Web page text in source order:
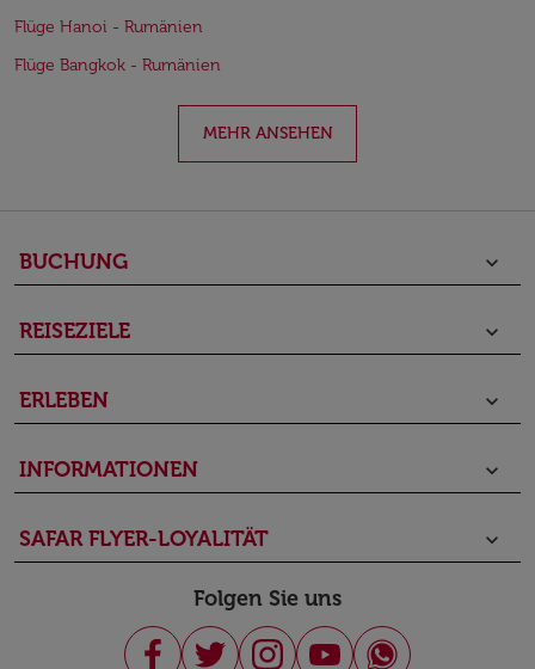
Flüge Hanoi - Rumänien
Flüge Bangkok - Rumänien
MEHR ANSEHEN
BUCHUNG keyboard_arrow_down
REISEZIELE keyboard_arrow_down
ERLEBEN keyboard_arrow_down
INFORMATIONEN keyboard_arrow_down
SAFAR FLYER-LOYALITÄT keyboard_arrow_down
Folgen Sie uns